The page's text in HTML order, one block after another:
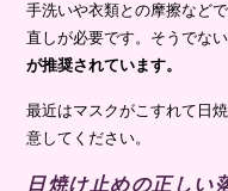
手洗いや衣類との摩擦など
直しが必要です。そうでな
が推奨されています。
最近はマスクがこすれて日
意してください。
日焼け止めの正しい